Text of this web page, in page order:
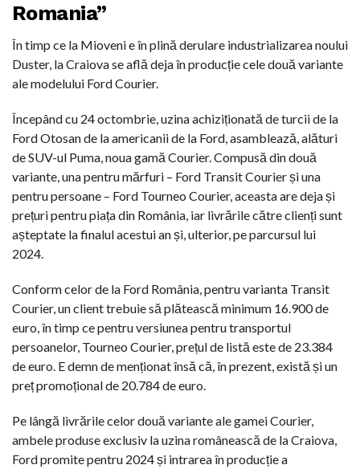
Romania”
În timp ce la Mioveni e în plină derulare industrializarea noului
Duster, la Craiova se află deja în producție cele două variante
ale modelului Ford Courier.
Începând cu 24 octombrie, uzina achiziționată de turcii de la
Ford Otosan de la americanii de la Ford, asamblează, alături
de SUV-ul Puma, noua gamă Courier. Compusă din două
variante, una pentru mărfuri – Ford Transit Courier și una
pentru persoane – Ford Tourneo Courier, aceasta are deja și
prețuri pentru piața din România, iar livrările către clienți sunt
așteptate la finalul acestui an și, ulterior, pe parcursul lui
2024.
Conform celor de la Ford România, pentru varianta Transit
Courier, un client trebuie să plătească minimum 16.900 de
euro, în timp ce pentru versiunea pentru transportul
persoanelor, Tourneo Courier, prețul de listă este de 23.384
de euro. E demn de menționat însă că, în prezent, există și un
preț promoțional de 20.784 de euro.
Pe lângă livrările celor două variante ale gamei Courier,
ambele produse exclusiv la uzina românească de la Craiova,
Ford promite pentru 2024 și intrarea în producție a